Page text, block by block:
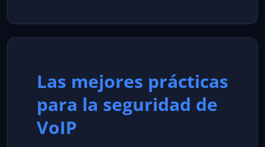
Las mejores prácticas
para la seguridad de
VoIP